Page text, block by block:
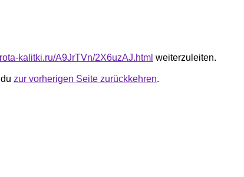
kalitki.ru/A9JrTVn/2X6uzAJ.html weiterzuleiten.
zur vorherigen Seite zurückkehren.